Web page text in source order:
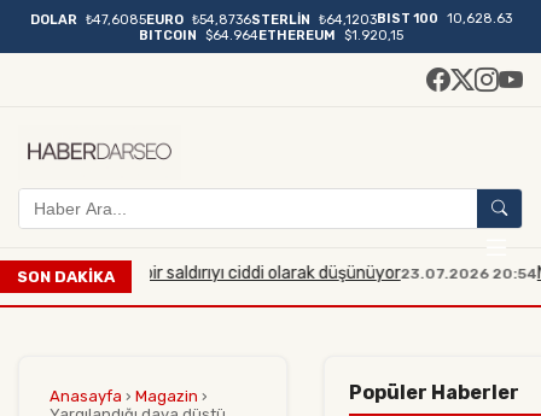
DOLAR ₺47,6085EURO ₺54,8736STERLİN ₺64,1203BIST 100
10,628.63
BITCOIN
$64.964ETHEREUM $1.920,15
SON DAKİKA
çaplı bir saldırıyı ciddi olarak düşünüyor23.07.2026 20:54
Anasayfa › Magazin ›
Popüler Haberler